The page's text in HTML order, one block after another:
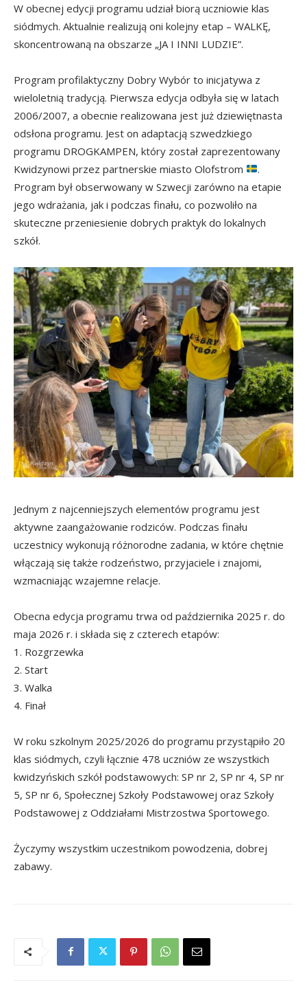
W obecnej edycji programu udział biorą uczniowie klas
siódmych. Aktualnie realizują oni kolejny etap – WALKĘ,
skoncentrowaną na obszarze „JA I INNI LUDZIE”.
Program profilaktyczny Dobry Wybór to inicjatywa z
wieloletnią tradycją. Pierwsza edycja odbyła się w latach
2006/2007, a obecnie realizowana jest już dziewiętnasta
odsłona programu. Jest on adaptacją szwedzkiego
programu DROGKAMPEN, który został zaprezentowany
Kwidzynowi przez partnerskie miasto Olofstrom
.
Program był obserwowany w Szwecji zarówno na etapie
jego wdrażania, jak i podczas finału, co pozwoliło na
skuteczne przeniesienie dobrych praktyk do lokalnych
szkół.
Jednym z najcenniejszych elementów programu jest
aktywne zaangażowanie rodziców. Podczas finału
uczestnicy wykonują różnorodne zadania, w które chętnie
włączają się także rodzeństwo, przyjaciele i znajomi,
wzmacniając wzajemne relacje.
Obecna edycja programu trwa od października 2025 r. do
maja 2026 r. i składa się z czterech etapów:
1. Rozgrzewka
2. Start
3. Walka
4. Finał
W roku szkolnym 2025/2026 do programu przystąpiło 20
klas siódmych, czyli łącznie 478 uczniów ze wszystkich
kwidzyńskich szkół podstawowych: SP nr 2, SP nr 4, SP nr
5, SP nr 6, Społecznej Szkoły Podstawowej oraz Szkoły
Podstawowej z Oddziałami Mistrzostwa Sportowego.
Życzymy wszystkim uczestnikom powodzenia, dobrej
zabawy.